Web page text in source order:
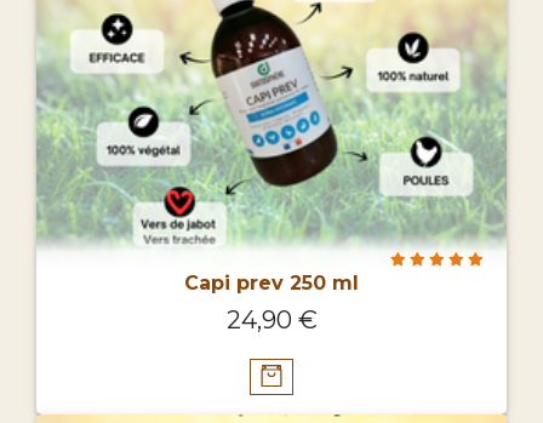
Capi prev 250 ml
24,90 €